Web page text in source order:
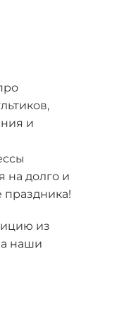
и
на долго и
праздника!
из
наши